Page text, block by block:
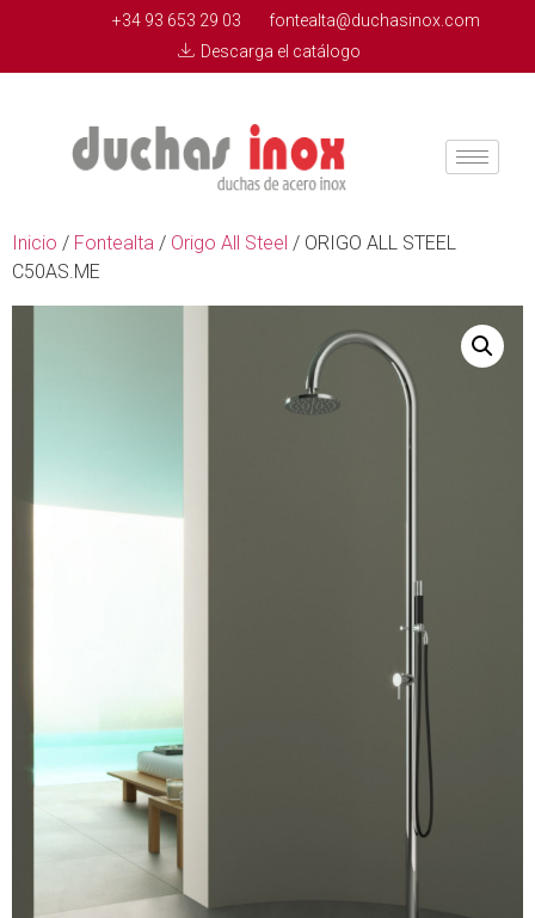
+34 93 653 29 03
fontealta@duchasinox.com
Descarga el catálogo
Inicio / Fontealta / Origo All Steel / ORIGO ALL STEEL
C50AS.ME